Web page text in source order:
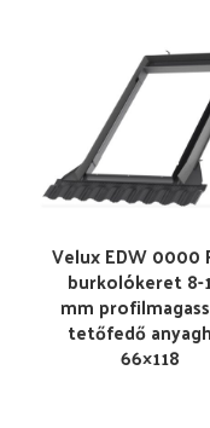
Velux EDW 0000
burkolókeret 8-
mm
tetőfedő
66×118